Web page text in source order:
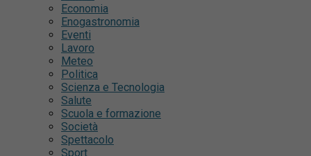
Economia
Enogastronomia
Eventi
Lavoro
Meteo
Politica
Scienza e Tecnologia
Salute
Scuola e formazione
Società
Spettacolo
Sport